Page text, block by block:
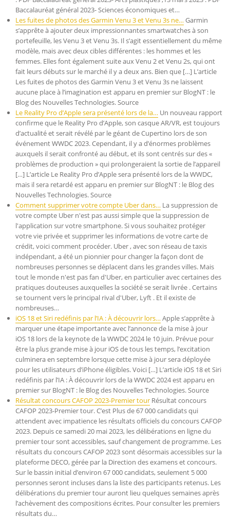
Baccalauréat général 2023- Sciences économiques et…
Les fuites de photos des Garmin Venu 3 et Venu 3s ne…Garmin
s’apprête à ajouter deux impressionnantes smartwatches à son
portefeuille, les Venu 3 et Venu 3s. Il s’agit essentiellement du même
modèle, mais avec deux cibles différentes : les hommes et les
femmes. Elles font également suite aux Venu 2 et Venu 2s, qui ont
fait leurs débuts sur le marché il y a deux ans. Bien que […] L’article
Les fuites de photos des Garmin Venu 3 et Venu 3s ne laissent
aucune place à l’imagination est apparu en premier sur BlogNT : le
Blog des Nouvelles Technologies. Source
Le Reality Pro d’Apple sera présenté lors de la… Un nouveau rapport
confirme que le Reality Pro d’Apple, son casque AR/VR, est toujours
d’actualité et serait révélé par le géant de Cupertino lors de son
événement WWDC 2023. Cependant, il y a d’énormes problèmes
auxquels il serait confronté au début, et ils sont centrés sur des «
problèmes de production » qui prolongeraient la sortie de l’appareil
[…] L’article Le Reality Pro d’Apple sera présenté lors de la WWDC,
mais il sera retardé est apparu en premier sur BlogNT : le Blog des
Nouvelles Technologies. Source
Comment supprimer votre compte Uber dans… La suppression de
votre compte Uber n'est pas aussi simple que la suppression de
l'application sur votre smartphone. Si vous souhaitez protéger
votre vie privée et supprimer les informations de votre carte de
crédit, voici comment procéder. Uber , avec son réseau de taxis
indépendant, a été un pionnier pour changer la façon dont de
nombreuses personnes se déplacent dans les grandes villes. Mais
tout le monde n'est pas fan d'Uber, en particulier avec certaines des
pratiques douteuses auxquelles la société se serait livrée . Certains
se tournent vers le principal rival d'Uber, Lyft . Et il existe de
nombreuses…
iOS 18 et Siri redéfinis par l’IA : À découvrir lors…Apple s’apprête à
marquer une étape importante avec l’annonce de la mise à jour
iOS 18 lors de la keynote de la WWDC 2024 le 10 juin. Prévue pour
être la plus grande mise à jour iOS de tous les temps, l’excitation
culminera en septembre lorsque cette mise à jour sera déployée
pour les utilisateurs d’iPhone éligibles. Voici […] L’article iOS 18 et Siri
redéfinis par l’IA : À découvrir lors de la WWDC 2024 est apparu en
premier sur BlogNT : le Blog des Nouvelles Technologies. Source
Résultat concours CAFOP 2023-Premier tour Résultat concours
CAFOP 2023-Premier tour. C’est Plus de 67 000 candidats qui
attendent avec impatience les résultats officiels du concours CAFOP
2023. Depuis ce samedi 20 mai 2023, les délibérations en ligne du
premier tour sont accessibles, sauf changement de programme. Les
résultats du concours CAFOP 2023 sont désormais accessibles sur la
plateforme DECO, gérée par la Direction des examens et concours.
Sur le bassin initial d’environ 67 000 candidats, seulement 5 000
personnes seront incluses dans la liste des participants retenus. Les
délibérations du premier tour auront lieu quelques semaines après
l’achèvement des compositions écrites. Pour consulter les premiers
résultats du…